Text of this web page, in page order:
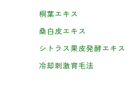
桐葉エキス
桑白皮エキス
シトラス果皮発酵エキス
冷却刺激育毛法